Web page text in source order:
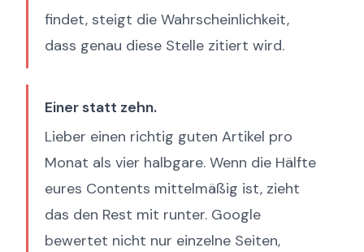
findet, steigt die Wahrscheinlichkeit,
dass genau diese Stelle zitiert wird.
Einer statt zehn.
Lieber einen richtig guten Artikel pro
Monat als vier halbgare. Wenn die Hälfte
eures Contents mittelmäßig ist, zieht
das den Rest mit runter. Google
bewertet nicht nur einzelne Seiten,